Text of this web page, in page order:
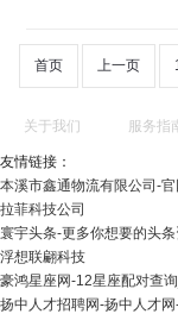
首页 上一页 1
关于我们 服务指
友情链接：
本溪市鑫通物流有限公司-官
拉菲科技公司
寰宇头条-更多你想要的头
浮想联翩科技
豪鸿星座网-12星座配对查
扬中人才招聘网-扬中人才